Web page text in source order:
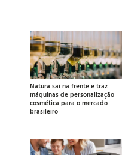
Natura sai na frente e traz
máquinas de personalização
cosmética para o mercado
brasileiro